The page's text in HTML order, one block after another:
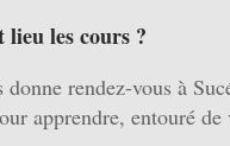
lieu les cours ?
donne rendez-vous à
apprendre, entouré